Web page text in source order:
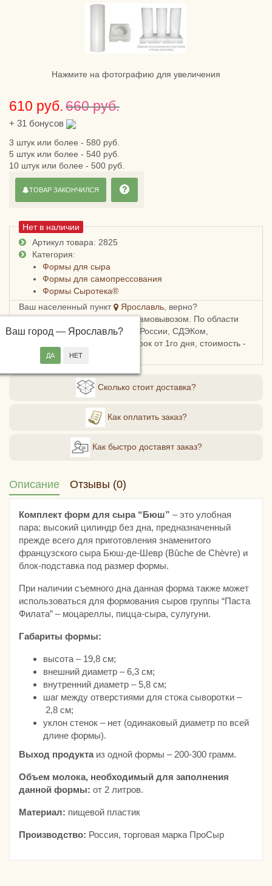
Нажмите на фотографию для увеличения
610 руб.660 руб.
+ 31 бонусов
3 штук или более - 580 руб.
5 штук или более - 540 руб.
10 штук или более - 500 руб.
Нет в наличии
Артикул товара: 2825
Категория:
Формы для сыра
Формы для самопрессования
Формы Сыротека®
Ваш населенный пункт
Ярославль , верно?
Ваш город — Ярославль?
В Ярославле можно забрать самовывозом. По области
можно получить заказ Почтой России, СДЭКом,
Пятерочкой или Боксберри. Срок от 1го дня, стоимость -
от 120 рублей.
ТОВАР ЗАКОНЧИЛСЯ
Сколько стоит доставка?
Как оплатить заказ?
Как быстро доставят заказ?
Описание Отзывы (0)
Комплект форм для сыра “Бюш” – это улобная
пара: высокий цилиндр без дна, предназначенный
прежде всего для приготовления знаменитого
французского сыра Бюш-де-Шевр (Bûche de Chèvre) и
блок-подставка под размер формы.
При наличии съемного дна данная форма также может
использоваться для формования сыров группы “Паста
Филата” – моцареллы, пицца-сыра, сулугуни.
Габариты формы:
высота – 19,8 см;
внешний диаметр – 6,3 см;
внутренний диаметр – 5,8 см;
шаг между отверстиями для стока сыворотки –
2,8 см;
уклон стенок – нет (одинаковый диаметр по всей
длине формы).
Выход продуктаиз одной формы – 200-300 грамм.
Объем молока, необходимый для заполнения
данной формы: от 2 литров.
Материал: пищевой пластик
Производство: Россия, торговая марка ПроСыр